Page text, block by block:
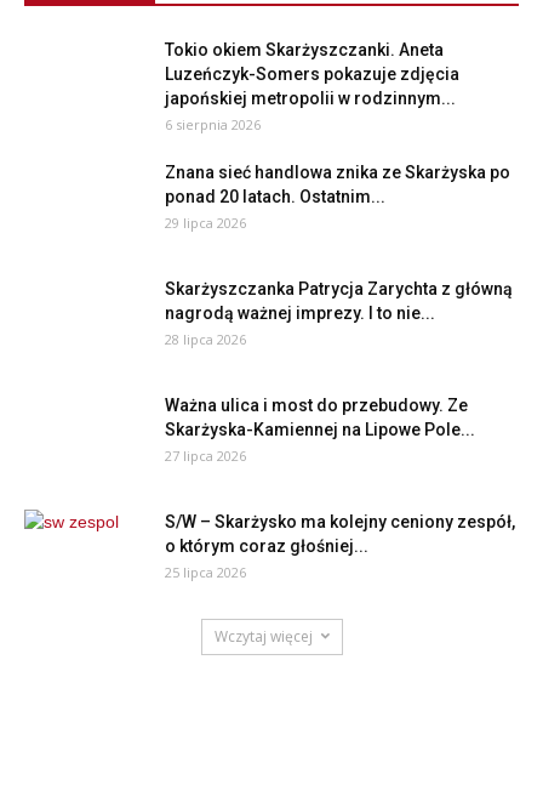
Tokio okiem Skarżyszczanki. Aneta
Luzeńczyk-Somers pokazuje zdjęcia
japońskiej metropolii w rodzinnym...
6 sierpnia 2026
Znana sieć handlowa znika ze Skarżyska po
ponad 20 latach. Ostatnim...
29 lipca 2026
Skarżyszczanka Patrycja Zarychta z główną
nagrodą ważnej imprezy. I to nie...
28 lipca 2026
Ważna ulica i most do przebudowy. Ze
Skarżyska-Kamiennej na Lipowe Pole...
27 lipca 2026
S/W – Skarżysko ma kolejny ceniony zespół,
o którym coraz głośniej...
25 lipca 2026
Wczytaj więcej